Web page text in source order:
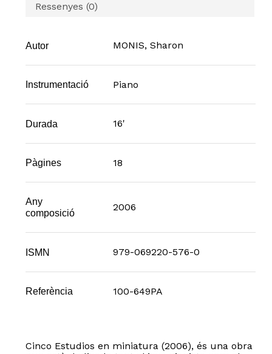
Ressenyes (0)
Autor MONIS, Sharon
Instrumentació Piano
Durada 16'
Pàgines 18
Any
composició
2006
ISMN 979-069220-576-0
Referència 100-649PA
Cinco Estudios en miniatura (2006), és una obra